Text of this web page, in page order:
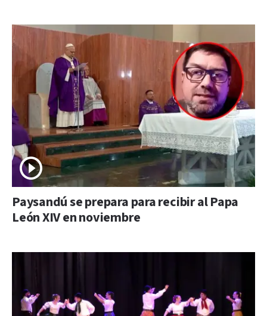
Paysandú se prepara para recibir al Papa
León XIV en noviembre